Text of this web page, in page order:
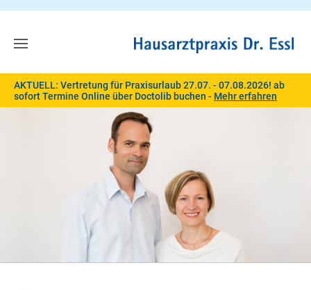
AKTUELL: Vertretung für Praxisurlaub 27.07. - 07.08.2026! ab
sofort Termine Online über Doctolib buchen - Mehr erfahren